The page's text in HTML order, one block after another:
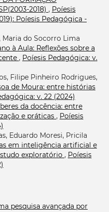
2018) , Poíesis
Poíesis Pedagógica -
Maria do Socorro Lima
à Aula: Reflexões sobre a
, Poíesis Pedagógica: v.
Filipe Pinheiro Rodrigues,
de Moura: entre histórias
v. 22 (2024)
da docência: entre
e práticas , Poíesis
Eduardo Moresi, Pricila
em inteligência artificial e
exploratório , Poíesis
pesquisa avançada por